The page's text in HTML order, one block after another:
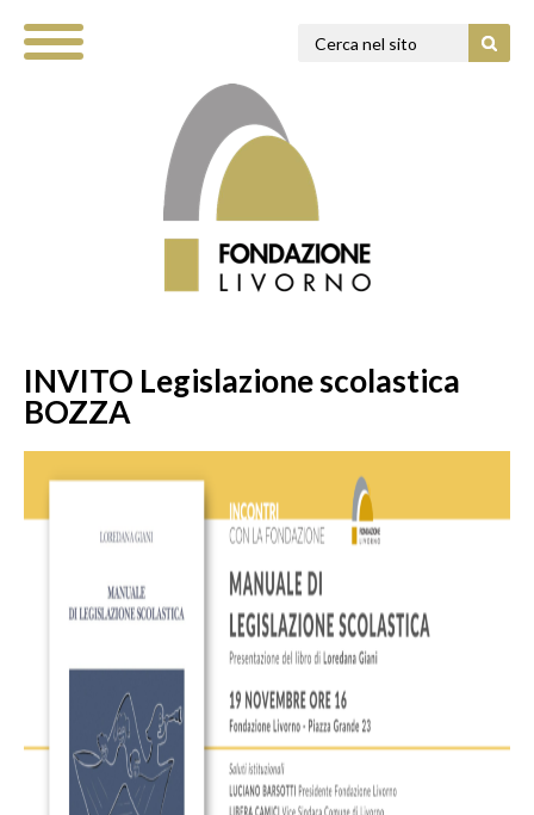
INVITO Legislazione scolastica
BOZZA